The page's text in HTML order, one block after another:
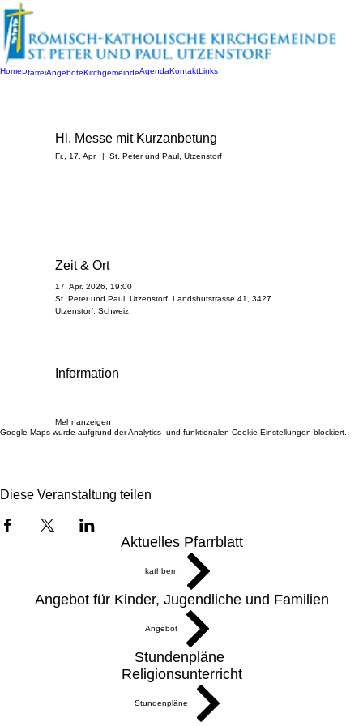
HomePfarreiAngeboteKirchgemeindeAgendaKontaktLinks
Hl. Messe mit Kurzanbetung
Fr., 17. Apr.
  |
St. Peter und Paul, Utzenstorf
Zeit & Ort
17. Apr. 2026, 19:00
St. Peter und Paul, Utzenstorf, Landshutstrasse 41, 3427
Utzenstorf, Schweiz
Information
Mehr anzeigen
Google Maps wurde aufgrund der Analytics- und funktionalen Cookie-Einstellungen blockiert.
Diese Veranstaltung teilen
Aktuelles Pfarrblatt
kathbern
Angebot für Kinder, Jugendliche und Familien
Angebot
Stundenpläne
Religionsunterricht
Stundenpläne